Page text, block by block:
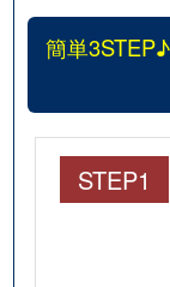
簡単3STEP♪
STEP1